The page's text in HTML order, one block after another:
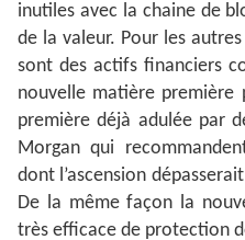
inutiles avec la chaine de
de la valeur. Pour les
sont des actifs financiers
nouvelle matière
première déjà adulée par
Morgan qui
dont l’ascension
De la même façon la
très efficace de protection